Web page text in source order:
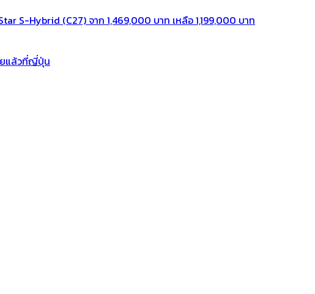
S-Hybrid (C27) จาก 1,469,000 บาท เหลือ 1,199,000 บาท
ยแล้วที่ญี่ปุ่น